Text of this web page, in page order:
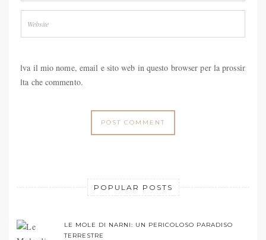
Salva il mio nome, email e sito web in questo browser per la prossima
volta che commento.
POPULAR POSTS
LE MOLE DI NARNI: UN PERICOLOSO PARADISO
TERRESTRE